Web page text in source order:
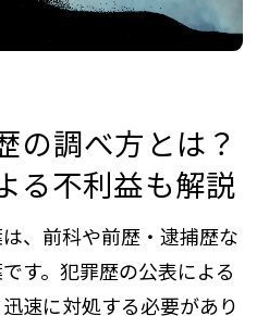
の調べ方とは？
る不利益も解説
、前科や前歴・逮捕歴な
す。犯罪歴の公表による
速に対処する必要があり